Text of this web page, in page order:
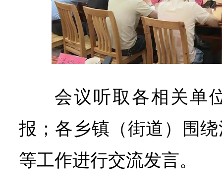
会议听取各相关单
报；各乡镇（街道）围
等工作进行交流发言。